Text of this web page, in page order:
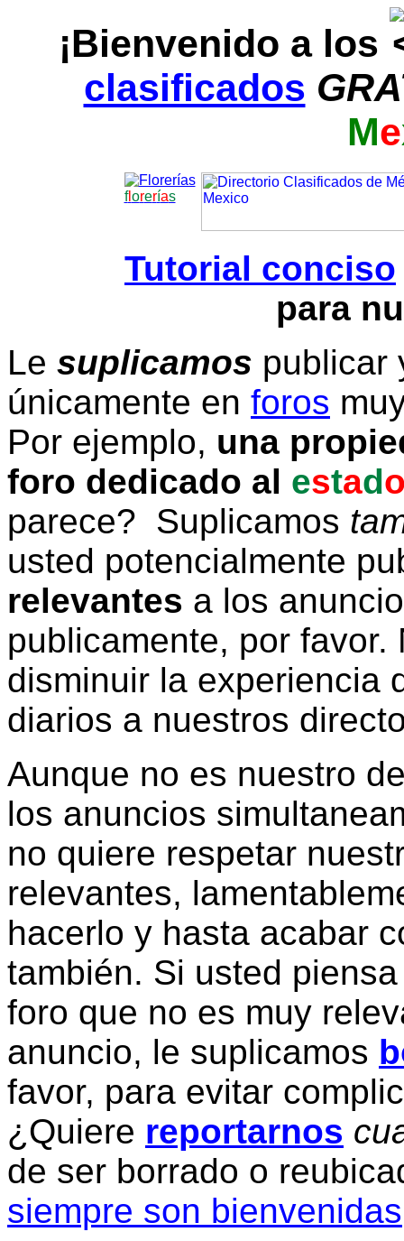
¡Bienvenido a los
clasificados
Me
florerías
Tutorial conciso
para
Le suplicamos publicar
únicamente en foros
Por ejemplo, una
foro dedicado al estad
parece? Suplicamos
usted potencialmente
relevantes a los
publicamente, por
disminuir la experiencia
diarios a nuestros
Aunque no es nuestro
los anuncios
no quiere respetar
relevantes,
hacerlo y hasta acabar
también. Si usted
foro que no es muy
anuncio, le suplicamos
favor, para evitar
¿Quiere reportarnos
de ser borrado o
siempre son bienvenidas